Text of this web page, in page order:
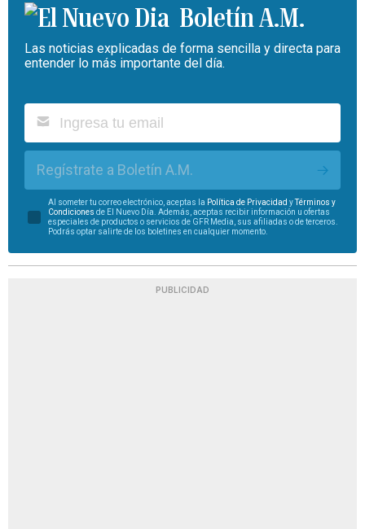
Boletín A.M.
Las noticias explicadas de forma sencilla y directa para
entender lo más importante del día.
Regístrate a Boletín A.M.
Al someter tu correo electrónico, aceptas la Política de Privacidad yTérminos y
Condiciones de El Nuevo Día. Además, aceptas recibir información u ofertas
especiales de productos o servicios de GFR Media, sus afiliadas o de terceros.
Podrás optar salirte de los boletines en cualquier momento.
PUBLICIDAD